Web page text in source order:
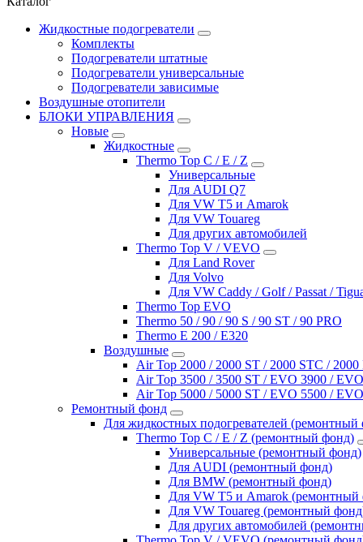
Жидкостные подогреватели
Комплекты
Подогреватели штатные
Подогреватели универсальные
Подогреватели зависимые
Воздушные отопители
БЛОКИ УПРАВЛЕНИЯ
Новые
Жидкостные
Thermo Top C / E / Z
Универсальные
Для AUDI Q7
Для VW T5 и Amarok
Для VW Touareg
Для других автомобилей
Thermo Top V / VEVO
Для Land Rover
Для Volvo
Для VW Caddy / Golf / Passat /
Thermo Top EVO
Thermo 50 / 90 / 90 S / 90 ST / 90 PRO
Thermo E 200 / E320
Воздушные
Air Top 2000 / 2000 ST / 2000 STC /
Air Top 3500 / 3500 ST / EVO 3900 /
Air Top 5000 / 5000 ST / EVO 5500 /
Ремонтный фонд
Для жидкостных подогревателей (ремонтный
Thermo Top C / E / Z (ремонтный фонд)
Универсальные (ремонтный фонд)
Для AUDI (ремонтный фонд)
Для BMW (ремонтный фонд)
Для VW T5 и Amarok (ремонтный
Для VW Touareg (ремонтный
Для других автомобилей